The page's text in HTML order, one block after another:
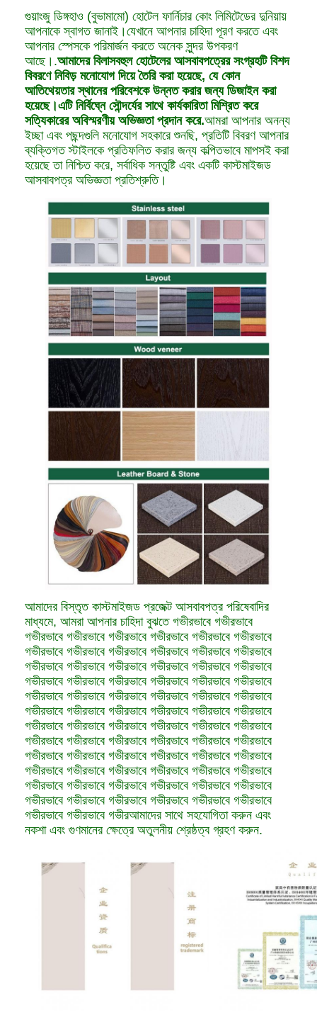
গুয়াংজু ডিঙ্গহাও (বুভামামো) হোটেল ফার্নিচার কোং লিমিটেডের দুনিয়ায়
আপনাকে স্বাগত জানাই।যেখানে আপনার চাহিদা পূরণ করতে এবং
আপনার স্পেসকে পরিমার্জন করতে অনেক সুন্দর উপকরণ
আছে।.আমাদের বিলাসবহুল হোটেলের আসবাবপত্রের সংগ্রহটি বিশদ
বিবরণে নিবিড় মনোযোগ দিয়ে তৈরি করা হয়েছে, যে কোন
আতিথেয়তার স্থানের পরিবেশকে উন্নত করার জন্য ডিজাইন করা
হয়েছে।এটি নির্বিঘ্নে সৌন্দর্যের সাথে কার্যকারিতা মিশ্রিত করে
সত্যিকারের অবিস্মরণীয় অভিজ্ঞতা প্রদান করে.আমরা আপনার অনন্য
ইচ্ছা এবং পছন্দগুলি মনোযোগ সহকারে শুনছি, প্রতিটি বিবরণ আপনার
ব্যক্তিগত স্টাইলকে প্রতিফলিত করার জন্য কল্পিতভাবে মাপসই করা
হয়েছে তা নিশ্চিত করে, সর্বাধিক সন্তুষ্টি এবং একটি কাস্টমাইজড
আসবাবপত্র অভিজ্ঞতা প্রতিশ্রুতি।
আমাদের বিস্তৃত কাস্টমাইজড প্রজেক্ট আসবাবপত্র পরিষেবাদির
মাধ্যমে, আমরা আপনার চাহিদা বুঝতে গভীরভাবে গভীরভাবে
গভীরভাবে গভীরভাবে গভীরভাবে গভীরভাবে গভীরভাবে গভীরভাবে
গভীরভাবে গভীরভাবে গভীরভাবে গভীরভাবে গভীরভাবে গভীরভাবে
গভীরভাবে গভীরভাবে গভীরভাবে গভীরভাবে গভীরভাবে গভীরভাবে
গভীরভাবে গভীরভাবে গভীরভাবে গভীরভাবে গভীরভাবে গভীরভাবে
গভীরভাবে গভীরভাবে গভীরভাবে গভীরভাবে গভীরভাবে গভীরভাবে
গভীরভাবে গভীরভাবে গভীরভাবে গভীরভাবে গভীরভাবে গভীরভাবে
গভীরভাবে গভীরভাবে গভীরভাবে গভীরভাবে গভীরভাবে গভীরভাবে
গভীরভাবে গভীরভাবে গভীরভাবে গভীরভাবে গভীরভাবে গভীরভাবে
গভীরভাবে গভীরভাবে গভীরভাবে গভীরভাবে গভীরভাবে গভীরভাবে
গভীরভাবে গভীরভাবে গভীরভাবে গভীরভাবে গভীরভাবে গভীরভাবে
গভীরভাবে গভীরভাবে গভীরভাবে গভীরভাবে গভীরভাবে গভীরভাবে
গভীরভাবে গভীরভাবে গভীরভাবে গভীরভাবে গভীরভাবে গভীরভাবে
গভীরভাবে গভীরভাবে গভীরআমাদের সাথে সহযোগিতা করুন এবং
নকশা এবং গুণমানের ক্ষেত্রে অতুলনীয় শ্রেষ্ঠত্ব গ্রহণ করুন.